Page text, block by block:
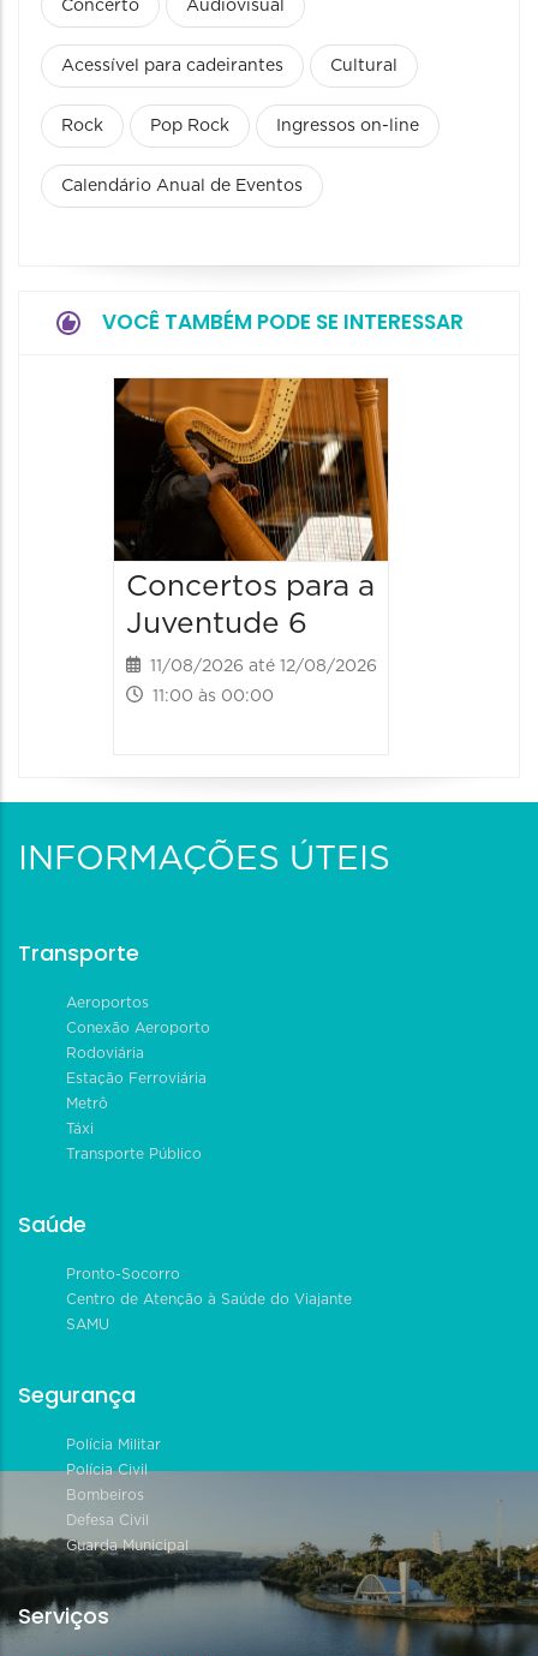
Concerto Audiovisual
Acessível para cadeirantes Cultural
Rock Pop Rock Ingressos on-line
Calendário Anual de Eventos
VOCÊ TAMBÉM PODE SE INTERESSAR
Concertos para a
Juventude 6
11/08/2026 até 12/08/2026
11:00 às 00:00
INFORMAÇÕES ÚTEIS
Transporte
Aeroportos
Conexão Aeroporto
Rodoviária
Estação Ferroviária
Metrô
Táxi
Transporte Público
Saúde
Pronto-Socorro
Centro de Atenção à Saúde do Viajante
SAMU
Segurança
Polícia Militar
Polícia Civil
Bombeiros
Defesa Civil
Guarda Municipal
Serviços